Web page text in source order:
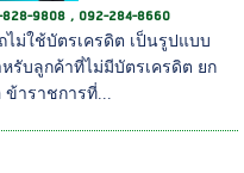
828-9808 , 092-284-8660
ไม่ใช้บัตรเครดิต เป็นรูปแบบ
หรับลูกค้าที่ไม่มีบัตรเครดิต ยก
ข้าราชการที่...